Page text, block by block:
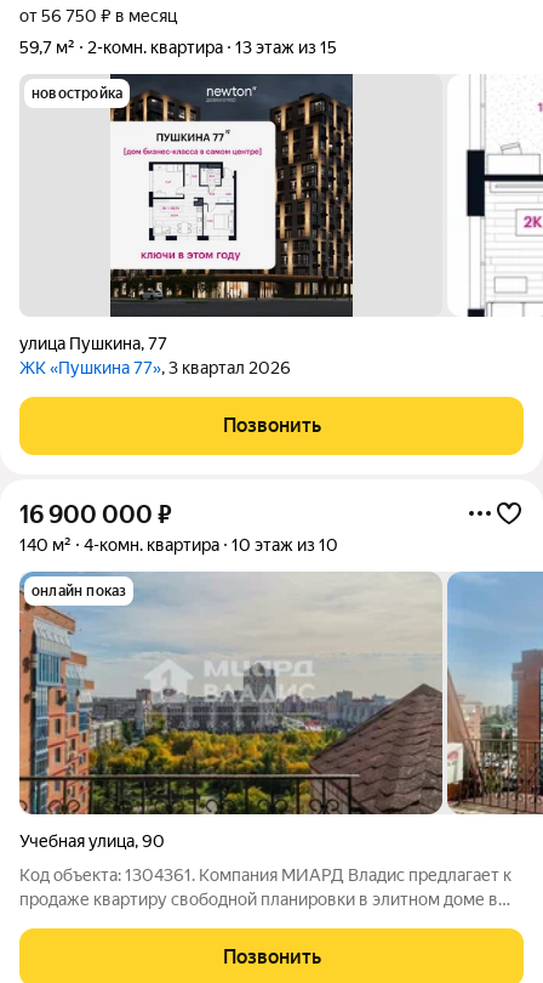
от 56 750 ₽ в месяц
59,7 м²
2-комн. квартира 13 этаж из 15
новостройка
улица Пушкина,77
ЖК «Пушкина 77», 3 квартал 2026
Позвонить
16 900 000 ₽
140 м² 4-комн. квартира 10 этаж из 10
онлайн показ
Учебная улица,90
Код объекта: 1304361. Компания МИАРД Владис предлагает к
продаже квартиру свободной планировки в элитном доме в
охраной, крытая парковка во дворе. Квартира в сданном доме
ниже рыночных цен в
Позвонить